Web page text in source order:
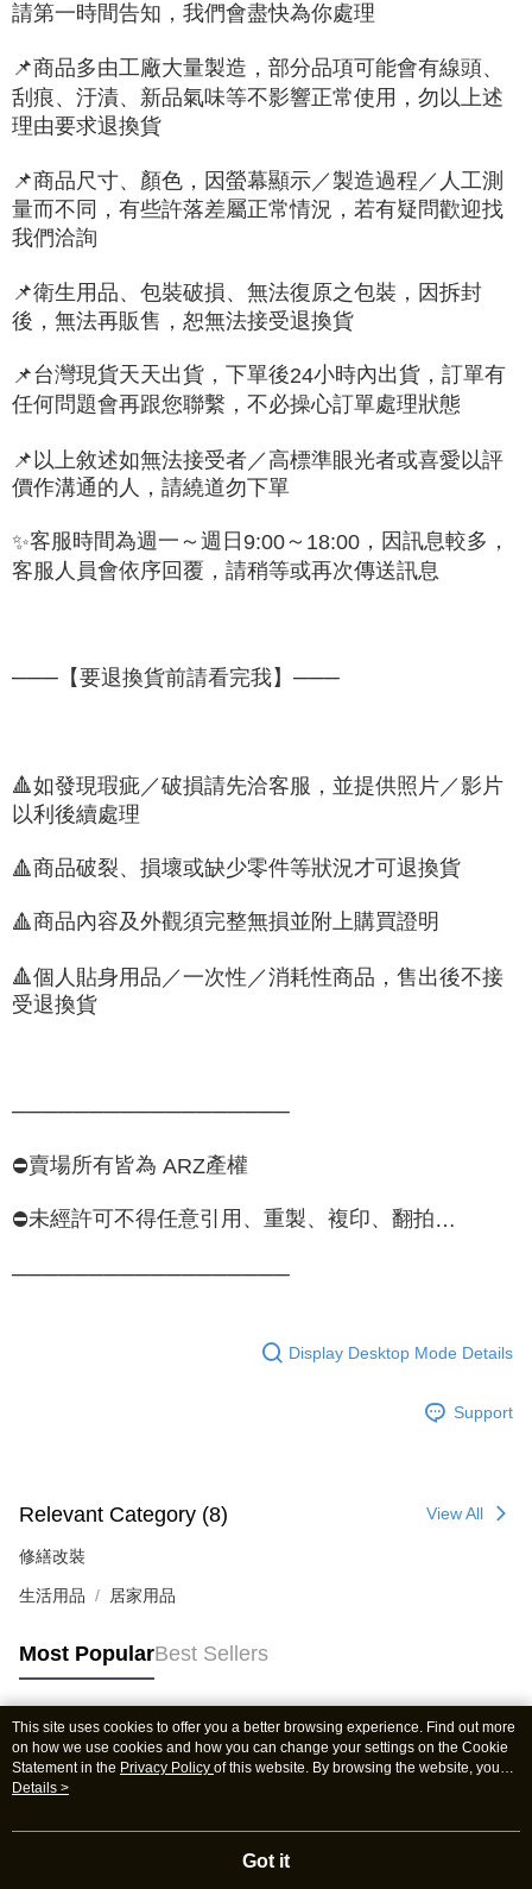
請第一時間告知，我們會盡快為你處理
📌商品多由工廠大量製造，部分品項可能會有線頭、
刮痕、汙漬、新品氣味等不影響正常使用，勿以上述
理由要求退換貨
📌商品尺寸、顏色，因螢幕顯示／製造過程／人工測
量而不同，有些許落差屬正常情況，若有疑問歡迎找
我們洽詢
📌衛生用品、包裝破損、無法復原之包裝，因拆封
後，無法再販售，恕無法接受退換貨
📌台灣現貨天天出貨，下單後24小時內出貨，訂單有
任何問題會再跟您聯繫，不必操心訂單處理狀態
📌 以上敘述如無法接受者／高標準眼光者或喜愛以評
價作溝通的人，請繞道勿下單
✨客服時間為週一～週日 9:00～ 18:00 ，因訊息較多，
客服人員會依序回覆，請稍等或再次傳送訊息
───【要退換貨前請看完我】───
🔺如發現瑕疵／破損請先洽客服，並提供照片／影片
以利後續處理
🔺商品破裂、損壞或缺少零件等狀況才可退換貨
🔺商品內容及外觀須完整無損並附上購買證明
🔺個人貼身用品／一次性／消耗性商品，售出後不接
受退換貨
──────────────────
⛔️賣場所有皆為 ARZ產權
⛔️未經許可不得任意引用、重製、複印、翻拍…
──────────────────
Display Desktop Mode Details
Support
Relevant Category (8) View All
修繕改裝
生活用品 居家用品
Most PopularBest Sellers
Popular Tags
This site uses cookies to offer you a better browsing experience. Find out more
on how we use cookies and how you can change your settings on the Cookie
Statement in the Privacy Policy of this website. By browsing the website, you
agree to our use of cookies as described in our Cookie Statement.
Details >
Got it